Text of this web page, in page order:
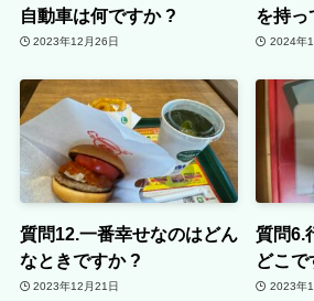
自動車は何ですか ?
2023年12月26日
を持っ
2024年
質問12.一番幸せなのはどん
なときですか ?
2023年12月21日
質問6.
どこで
2023年